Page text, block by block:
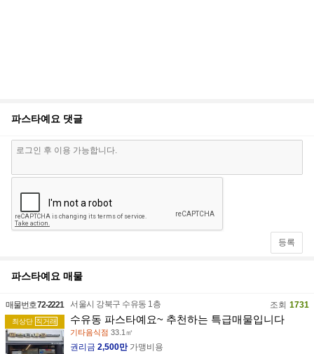
파스타예요 댓글
등록
파스타예요 매물
매물번호72-2221
최상단 직거래
서울시 강북구 수유동 1층 조회 1731
수유동 파스타예요~ 추천하는 특급매물입니다
기타음식점 33.1㎡
권리금 2,500만 가맹비용